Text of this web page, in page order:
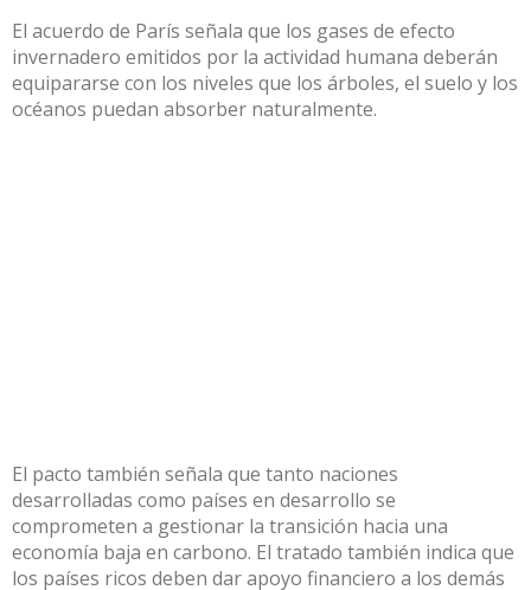
El acuerdo de París señala que los gases de efecto
invernadero emitidos por la actividad humana deberán
equipararse con los niveles que los árboles, el suelo y los
océanos puedan absorber naturalmente.
El pacto también señala que tanto naciones
desarrolladas como países en desarrollo se
comprometen a gestionar la transición hacia una
economía baja en carbono. El tratado también indica que
los países ricos deben dar apoyo financiero a los demás